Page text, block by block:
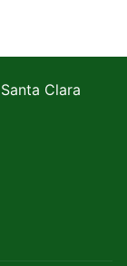
Clara